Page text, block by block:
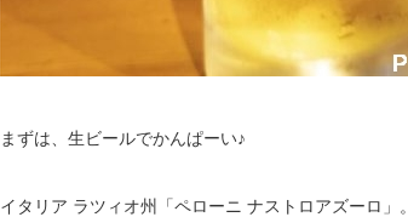
まずは、生ビールでかんぱーい♪
イタリア ラツィオ州「ペローニ ナストロアズーロ」。